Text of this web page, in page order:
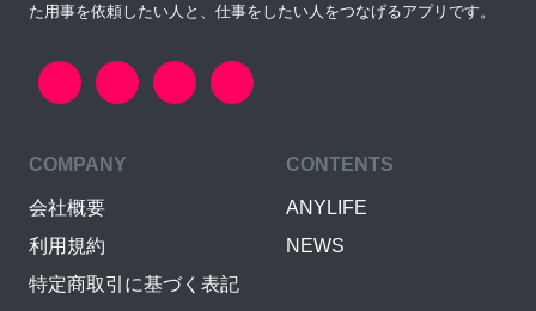
た用事を依頼したい人と、仕事をしたい人をつなげるアプリです。
COMPANY
会社概要
利用規約
特定商取引に基づく表記
CONTENTS
ANYLIFE
NEWS